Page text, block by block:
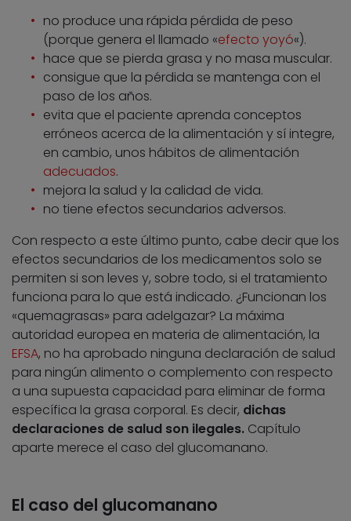
no produce una rápida pérdida de peso
(porque genera el llamado «efecto yoyó«).
hace que se pierda grasa y no masa muscular.
consigue que la pérdida se mantenga con el
paso de los años.
evita que el paciente aprenda conceptos
erróneos acerca de la alimentación y sí integre,
en cambio, unos hábitos de alimentación
adecuados.
mejora la salud y la calidad de vida.
no tiene efectos secundarios adversos.
Con respecto a este último punto, cabe decir que los
efectos secundarios de los medicamentos solo se
permiten si son leves y, sobre todo, si el tratamiento
funciona para lo que está indicado. ¿Funcionan los
«quemagrasas» para adelgazar? La máxima
autoridad europea en materia de alimentación, la
EFSA, no ha aprobado ninguna declaración de salud
para ningún alimento o complemento con respecto
a una supuesta capacidad para eliminar de forma
específica la grasa corporal. Es decir, dichas
declaraciones de salud son ilegales. Capítulo
aparte merece el caso del glucomanano.
El caso del glucomanano